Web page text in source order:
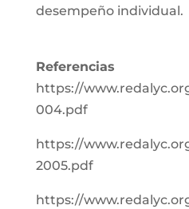
desempeño individual.
Referencias
https://
004.pdf
https://
2005.pdf
https://